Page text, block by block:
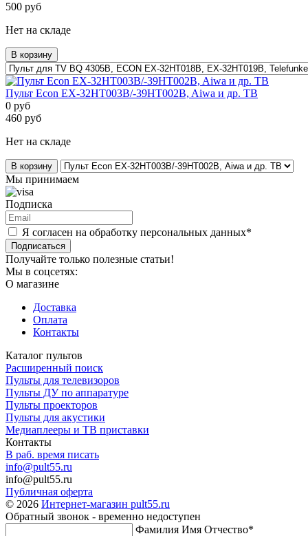
500 руб
Нет на складе
В корзину
Пульт Econ EX-32HT003B/-39HT002B, Aiwa и др. ТВ
0 руб
460 руб
Нет на складе
В корзину
Мы принимаем
Подписка
Я согласен на обработку персональных данных*
Подписаться
Получайте только полезные статьи!
Мы в соцсетях:
О магазине
Доставка
Оплата
Контакты
Каталог пультов
Расширенный поиск
Пульты для телевизоров
Пульты ДУ по аппаратуре
Пульты проекторов
Пульты для акустики
Медиаплееры и ТВ приставки
Контакты
В раб. время писать
info@pult55.ru
info@pult55.ru
Публичная оферта
© 2026 Интернет-магазин pult55.ru
Обратный звонок - временно недоступен
Фамилия Имя Отчество*